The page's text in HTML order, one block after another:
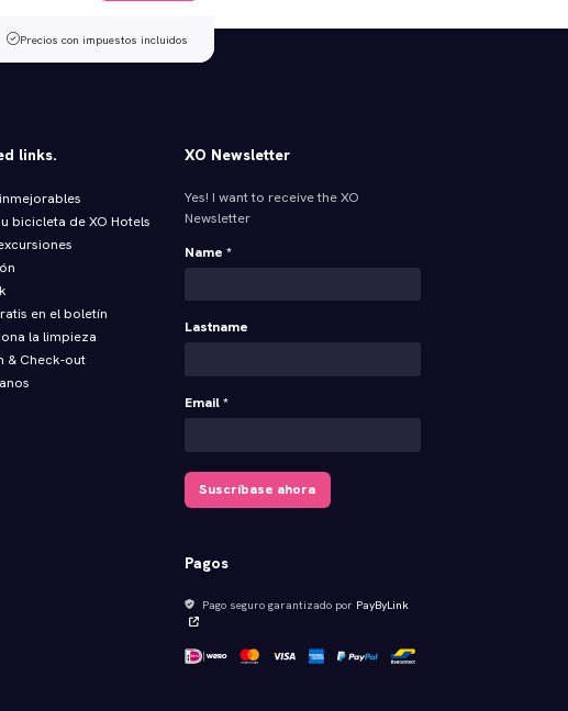
Precios con impuestos incluidos
links.
bicicleta de XO Hotels
en el boletín
la limpieza
& Check‑out
XO Newsletter
Yes! I want to receive the XO
Newsletter
Name *
Lastname
Email *
Suscríbase ahora
Pagos
Pago seguro garantizado por PayByLink